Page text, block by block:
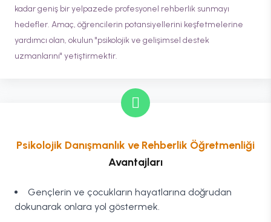
kadar geniş bir yelpazede profesyonel rehberlik sunmayı
hedefler. Amaç, öğrencilerin potansiyellerini keşfetmelerine
yardımcı olan, okulun "psikolojik ve gelişimsel destek
uzmanlarını" yetiştirmektir.
Psikolojik Danışmanlık ve Rehberlik Öğretmenliği
Avantajları
Gençlerin ve çocukların hayatlarına doğrudan
dokunarak onlara yol göstermek.